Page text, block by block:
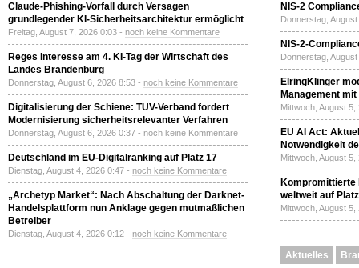
Claude-Phishing-Vorfall durch Versagen
grundlegender KI-Sicherheitsarchitektur ermöglicht
Freitag, August 7, 2026 0:03 - noch keine Kommentare
Reges Interesse am 4. KI-Tag der Wirtschaft des
Landes Brandenburg
Donnerstag, August 6, 2026 8:53 - noch keine Kommentare
Digitalisierung der Schiene: TÜV-Verband fordert
Modernisierung sicherheitsrelevanter Verfahren
Donnerstag, August 6, 2026 0:37 - noch keine Kommentare
Deutschland im EU-Digitalranking auf Platz 17
Dienstag, August 4, 2026 0:47 - noch keine Kommentare
„Archetyp Market“: Nach Abschaltung der Darknet-
Handelsplattform nun Anklage gegen mutmaßlichen
Betreiber
Dienstag, August 4, 2026 0:12 - noch keine Kommentare
NIS-2
Donnerstag,
NIS-2-
Donnerstag,
ElringKlinger
Management
Mittwoch, August
EU AI Act:
Notwendigkeit
Mittwoch, August
Kompromittierte
weltweit auf
Mittwoch, August
Aktuelles